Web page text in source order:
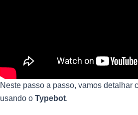
Neste passo a passo, vamos detalhar
usando o Typebot.